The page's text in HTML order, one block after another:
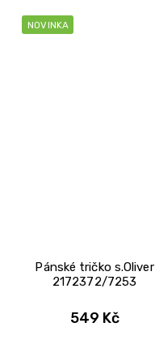
NOVINKA
Pánské tričko s.Oliver
2172372/7253
549 Kč